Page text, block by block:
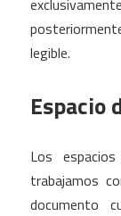
legible.
Espacio
Los
trabajamos
documento